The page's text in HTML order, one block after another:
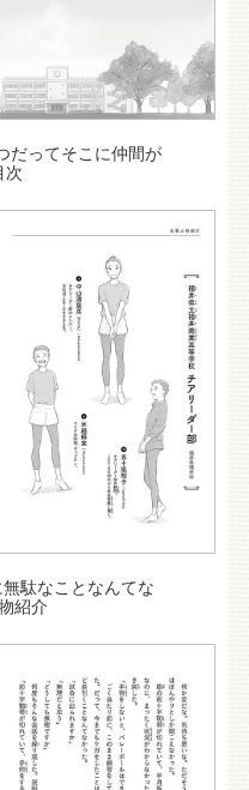
だってそこに仲間が
次
駄なことなんてな
紹介